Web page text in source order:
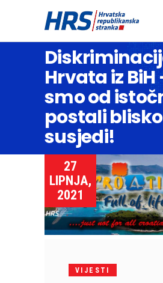
Hrvata iz BiH
smo od
postali
susjedi!
27
LIPNJA,
2021
VIJESTI